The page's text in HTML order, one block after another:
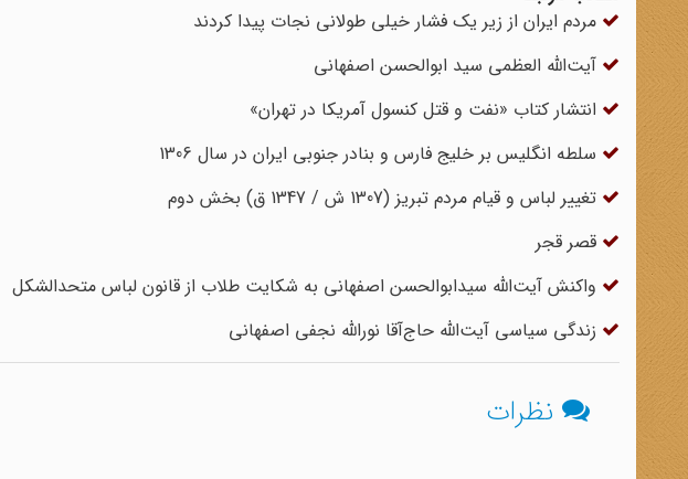
مردم ایران از زیر یک فشار خیلی طولانی نجات پیدا کردند
آیت‌اللّه العظمی سید ابوالحسن اصفهانی
انتشار کتاب «نفت و قتل کنسول آمریکا در تهران»
سلطه انگلیس بر خلیج‌ فارس و بنادر جنوبی ایران در سال 1306
تغییر لباس و قیام مردم تبریز (1307 ش / 1347 ق) بخش دوم
قصر قجر
واکنش آیت‌الله سیدابوالحسن اصفهانی به شکایت طلاب از قانون لباس متحدالشکل
زندگی سیاسی آیت‌الله حاج‌آقا نور‌الله نجفی اصفهانی
نظرات